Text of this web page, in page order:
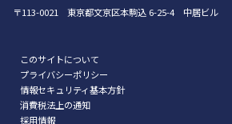
〒113-0021 東京都文京区本駒込 6-25-4 中居ビル
このサイトについて
プライバシーポリシー
情報セキュリティ基本方針
消費税法上の通知
採用情報